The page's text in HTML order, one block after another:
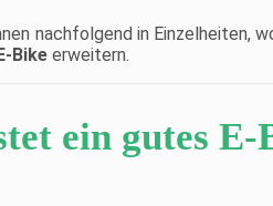
um
zu
nachfolgend in Einzelheiten,
Bikeerweitern.
ein gutes E-